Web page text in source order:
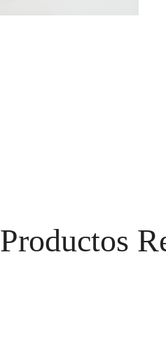
Productos